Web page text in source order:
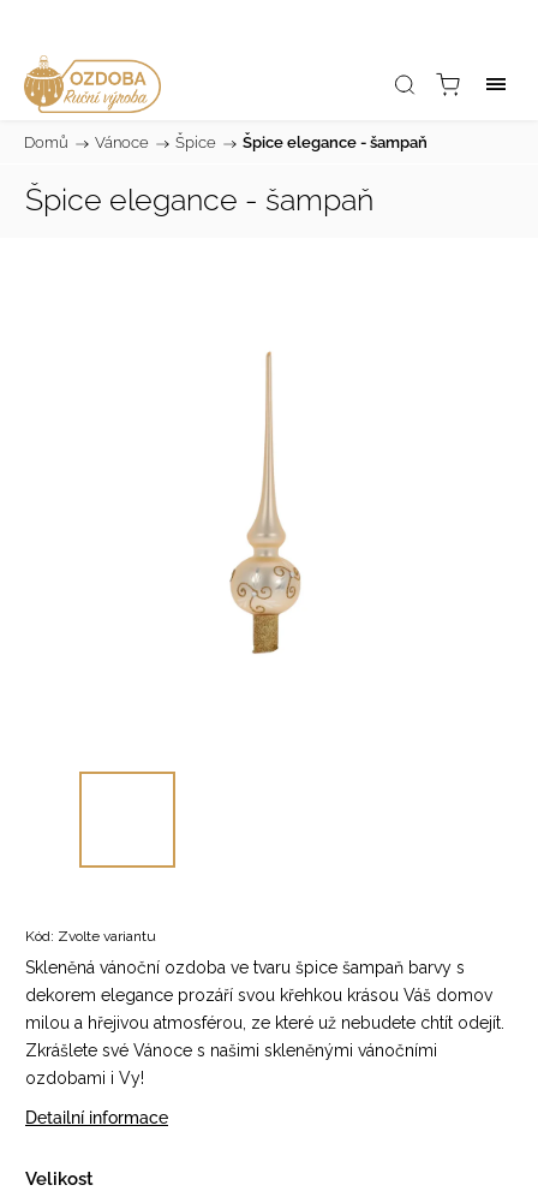
Domů / Vánoce / Špice / Špice elegance - šampaň
Špice elegance - šampaň
Kód: Zvolte variantu
Skleněná vánoční ozdoba ve tvaru špice šampaň barvy s
dekorem elegance prozáří svou křehkou krásou Váš domov
milou a hřejivou atmosférou, ze které už nebudete chtít odejít.
Zkrášlete své Vánoce s našimi skleněnými vánočními
ozdobami i Vy!
Detailní informace
Velikost